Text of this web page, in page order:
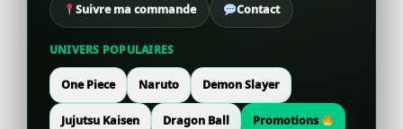
Suivre ma commande Contact
UNIVERS POPULAIRES
One Piece Naruto Demon Slayer
Jujutsu Kaisen Dragon Ball
Promotions